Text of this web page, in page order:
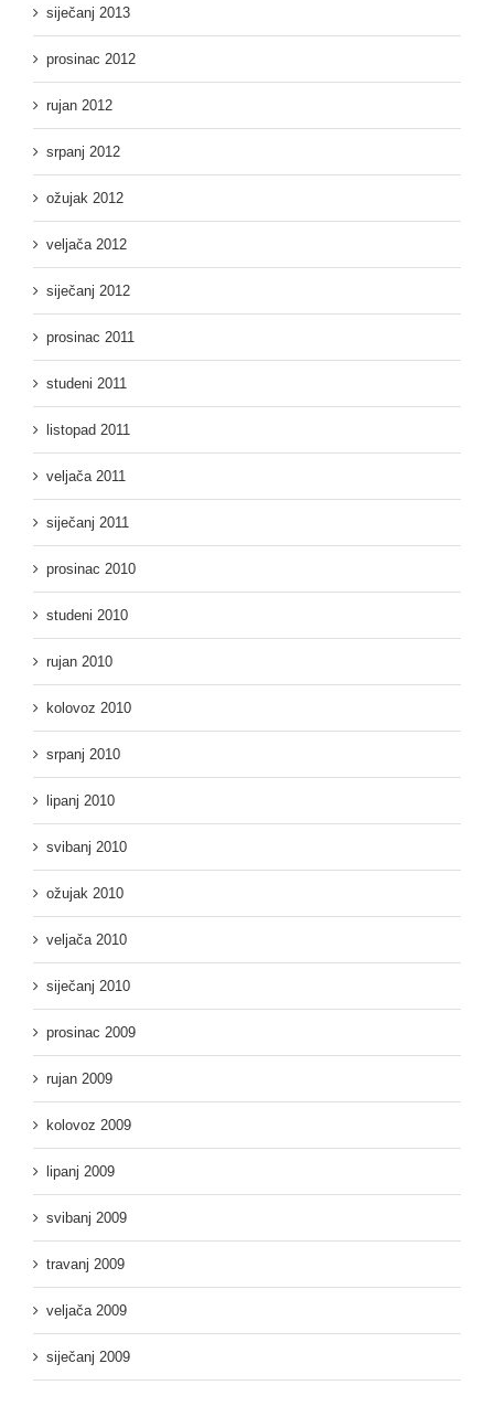
siječanj 2013
prosinac 2012
rujan 2012
srpanj 2012
ožujak 2012
veljača 2012
siječanj 2012
prosinac 2011
studeni 2011
listopad 2011
veljača 2011
siječanj 2011
prosinac 2010
studeni 2010
rujan 2010
kolovoz 2010
srpanj 2010
lipanj 2010
svibanj 2010
ožujak 2010
veljača 2010
siječanj 2010
prosinac 2009
rujan 2009
kolovoz 2009
lipanj 2009
svibanj 2009
travanj 2009
veljača 2009
siječanj 2009